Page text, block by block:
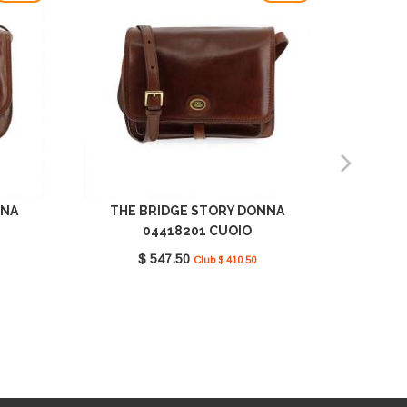
THE BRIDGE STORY DONNA
04418201 CUOIO
$ 547.50 Club $ 410.50